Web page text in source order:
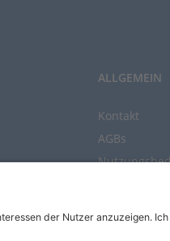
ALLGEMEIN
Kontakt
AGBs